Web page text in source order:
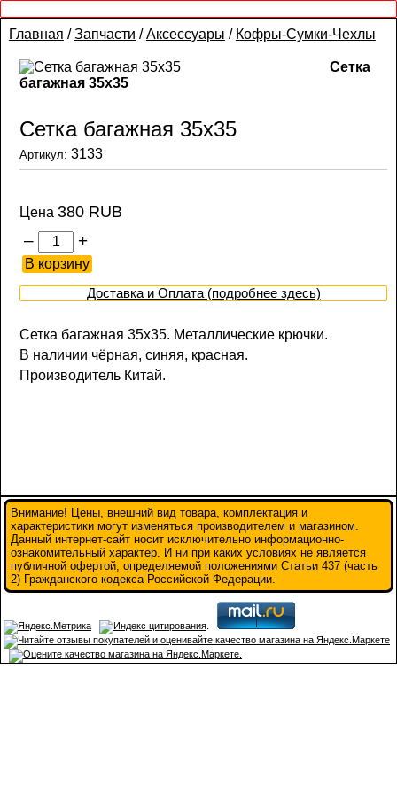
Главная /Запчасти /Аксессуары / Кофры-Сумки-Чехлы
Сетка
багажная 35х35
Сетка багажная 35х35
Артикул: 3133
Цена 380 RUB
– +
Доставка и Оплата (подробнее здесь)
Сетка багажная 35х35. Металлические крючки.
В наличии чёрная, синяя, красная.
Производитель Китай.
Внимание! Цены, внешний вид товара, комплектация и
характеристики могут изменяться производителем и магазином.
Данный интернет-сайт носит исключительно информационно-
ознакомительный характер. И ни при каких условиях не является
публичной офертой, определяемой положениями Статьи 437 (часть
2) Гражданского кодекса Российской Федерации.